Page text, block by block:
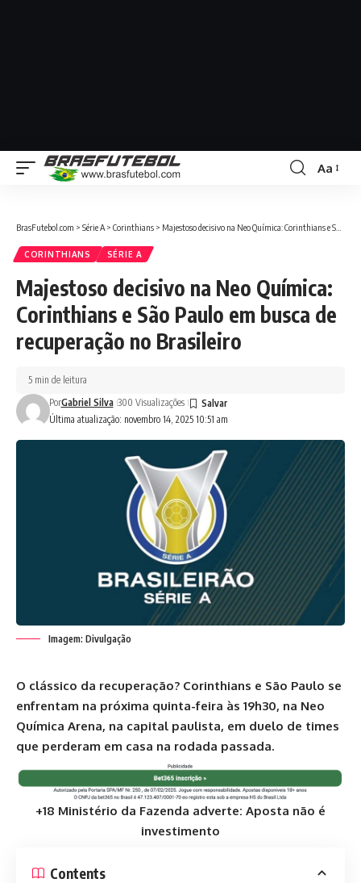
Aa
BrasFutebol.com > Série A > Corinthians > Majestoso decisivo na Neo Química: Corinthians e São Paulo em busca de recuperação no Brasileiro
CORINTHIANS SÉRIE A
Majestoso decisivo na Neo Química:
Corinthians e São Paulo em busca de
recuperação no Brasileiro
Última atualização: novembro 14, 2025 10:51 am
PorGabriel Silva 300 Visualizações
5 min de leitura
Imagem: Divulgação
O clássico da recuperação? Corinthians e São Paulo se
enfrentam na próxima quinta-feira às 19h30, na Neo
Química Arena, na capital paulista, em duelo de times
que perderam em casa na rodada passada.
+18 Ministério da Fazenda adverte: Aposta não é
investimento
Contents